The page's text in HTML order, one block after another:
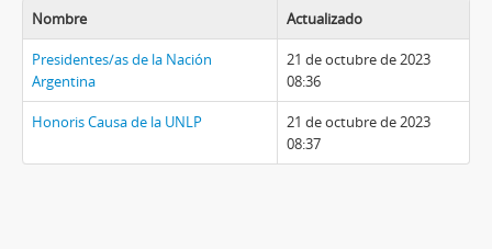
Nombre Actualizado
Presidentes/as de la Nación
Argentina
21 de octubre de 2023
08:36
Honoris Causa de la UNLP
21 de octubre de 2023
08:37